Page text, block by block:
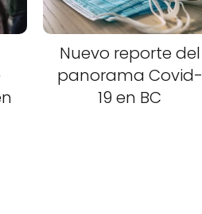
Nuevo reporte del
panorama Covid-
19 en BC